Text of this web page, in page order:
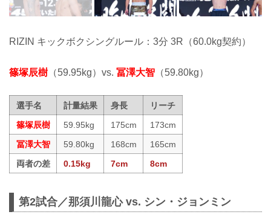
RIZIN キックボクシングルール：3分 3R（60.0kg契約）
篠塚辰樹 （59.95kg）vs. 冨澤大智 （59.80kg）
選手名 計量結果 身長
リーチ
篠塚辰樹
59.95kg 175cm
173cm
冨澤大智
59.80kg 168cm
165cm
両者の差
0.15kg 7cm 8cm
第2試合／那須川龍心 vs. シン・ジョンミン